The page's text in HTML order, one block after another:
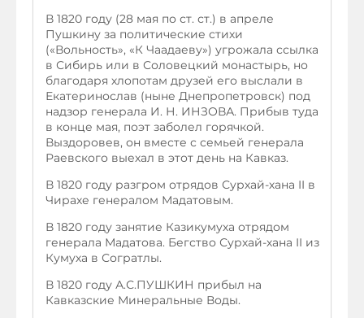
В 1820 году (28 мая по ст. ст.) в апреле
Пушкину за политические стихи
(«Вольность», «К Чаадаеву») угрожала ссылка
в Сибирь или в Соловецкий монастырь, но
благодаря хлопотам друзей его выслали в
Екатеринослав (ныне Днепропетровск) под
надзор генерала И. Н. ИНЗОВА. Прибыв туда
в конце мая, поэт заболел горячкой.
Выздоровев, он вместе с семьей генерала
Раевского выехал в этот день на Кавказ.
В 1820 году разгром отрядов Сурхай-хана II в
Чирахе генералом Мадатовым.
В 1820 году занятие Казикумуха отрядом
генерала Мадатова. Бегство Сурхай-хана II из
Кумуха в Согратлы.
В 1820 году А.С.ПУШКИН прибыл на
Кавказские Минеральные Воды.